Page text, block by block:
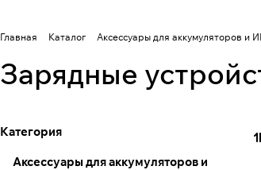
Главная Каталог Аксессуары для аккумуляторов и
Зарядные
Категория
Аксессуары для аккумуляторов и